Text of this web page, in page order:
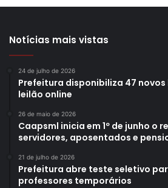
Notícias mais vistas
24 de julho de 2026
Prefeitura disponibiliza 47 novos
leilão online
26 de maio de 2026
Caapsml inicia em 1º de junho o
servidores, aposentados e
21 de julho de 2026
Prefeitura abre teste seletivo
professores temporários